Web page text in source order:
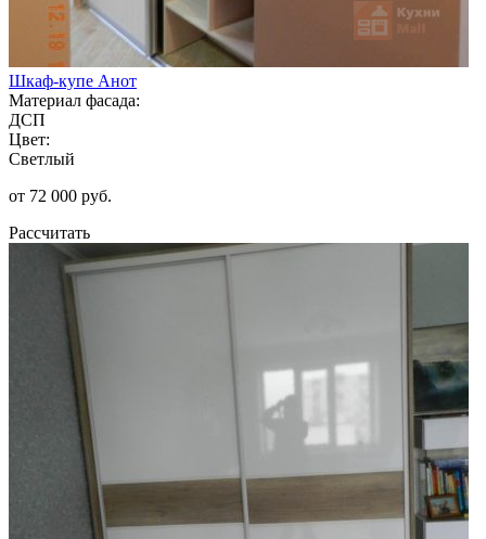
Шкаф-купе Анот
Материал фасада:
ДСП
Цвет:
Светлый
от 72 000 руб.
Рассчитать